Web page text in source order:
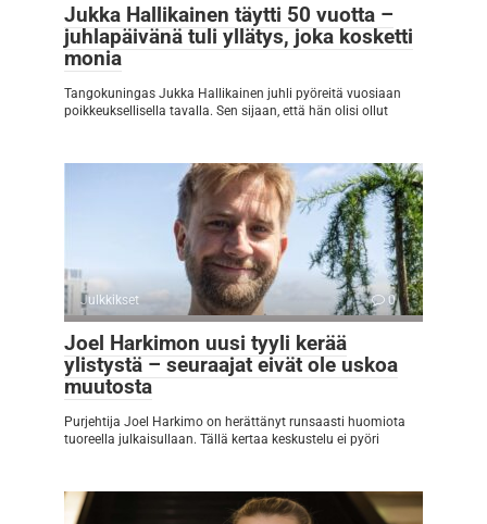
Jukka Hallikainen täytti 50 vuotta –
juhlapäivänä tuli yllätys, joka kosketti
monia
Tangokuningas Jukka Hallikainen juhli pyöreitä vuosiaan
poikkeuksellisella tavalla. Sen sijaan, että hän olisi ollut
Julkkikset 0
Joel Harkimon uusi tyyli kerää
ylistystä – seuraajat eivät ole uskoa
muutosta
Purjehtija Joel Harkimo on herättänyt runsaasti huomiota
tuoreella julkaisullaan. Tällä kertaa keskustelu ei pyöri